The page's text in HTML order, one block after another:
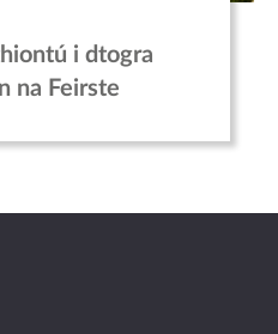
i dtogra
na Feirste